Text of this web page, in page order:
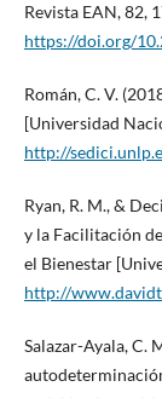
Revista EAN, 82,
https://doi.org/
Román, C. V.
[Universidad
http://
Ryan, R. M., &
y la Facilitación
el Bienestar
http://
Salazar-Ayala, C.